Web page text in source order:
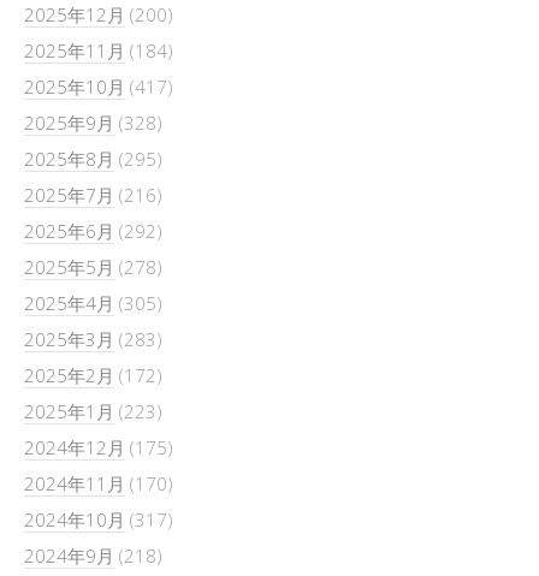
2025年12月 (200)
2025年11月 (184)
2025年10月 (417)
2025年9月 (328)
2025年8月 (295)
2025年7月 (216)
2025年6月 (292)
2025年5月 (278)
2025年4月 (305)
2025年3月 (283)
2025年2月 (172)
2025年1月 (223)
2024年12月 (175)
2024年11月 (170)
2024年10月 (317)
2024年9月 (218)